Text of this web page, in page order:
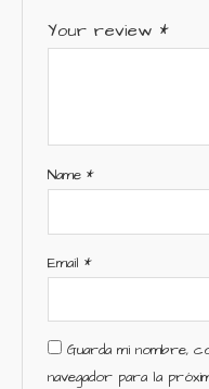
Your review *
Name *
Email *
Guarda mi nombre,
navegador para la